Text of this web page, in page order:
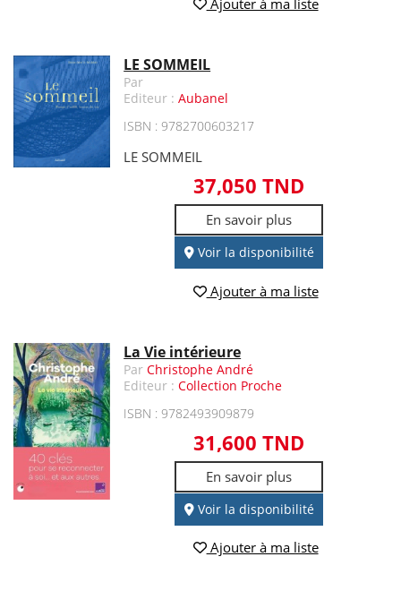
Ajouter à ma liste
LE SOMMEIL
Par
Editeur :Aubanel
ISBN : 9782700603217
LE SOMMEIL
37,050 TND
En savoir plus
Voir la disponibilité
Ajouter à ma liste
La Vie intérieure
ParChristophe André
Editeur :Collection Proche
ISBN : 9782493909879
31,600 TND
En savoir plus
Voir la disponibilité
Ajouter à ma liste